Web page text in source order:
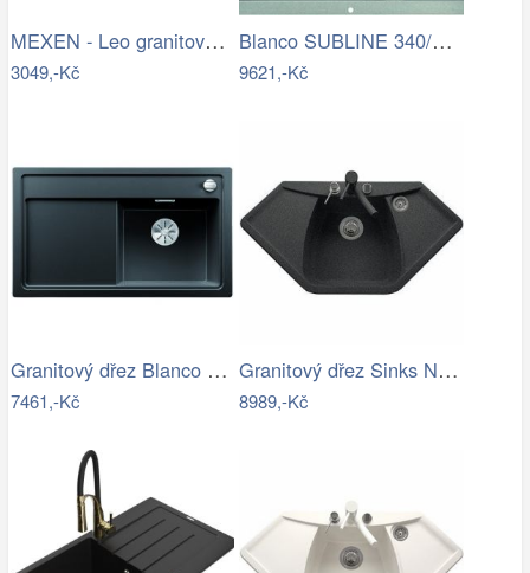
MEXEN - Leo granitový dřez 1 s…
3049,-Kč
Blanco SUBLINE 340/160 U InFino…
9621,-Kč
Granitový dřez Blanco ZENAR 45 S InFino…
7461,-Kč
Granitový dřez Sinks NAIKY 980 Granblack
8989,-Kč